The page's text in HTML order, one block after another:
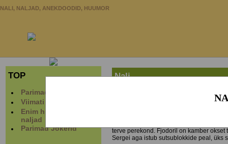
NALI, NALJAD, ANEKDOODID, HUUMOR
TOP
Parimad naljad
Viimati lisatud naljad
Enim hinnatud
naljad
Parimad Jokerid
Nali
Kolm venelast pannakse vangi 30
terve perekond. Fjodoril on kamber
Sergei aga istub sutsublokkide peal, üks